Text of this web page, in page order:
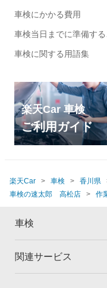
車検にかかる費用
車検当日までに準備する
車検に関する用語集
楽天Car 車検
ご利用ガイド
楽天Car 車検 香川県
車検の速太郎 高松店
作
車検
トップ
関連サービス